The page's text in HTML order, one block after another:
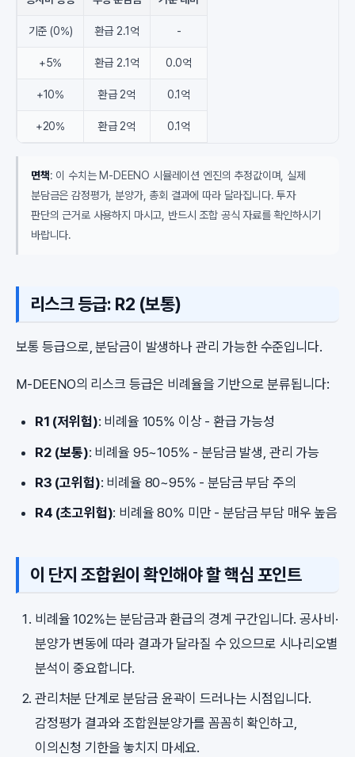
기준 (0%) 환급 2.1억 -
+5% 환급 2.1억 0.0억
+10% 환급 2억 0.1억
+20% 환급 2억 0.1억
면책: 이 수치는 M-DEENO 시뮬레이션 엔진의 추정값이며, 실제
분담금은 감정평가, 분양가, 총회 결과에 따라 달라집니다. 투자
판단의 근거로 사용하지 마시고, 반드시 조합 공식 자료를 확인하시기
바랍니다.
리스크 등급: R2 (보통)
보통 등급으로, 분담금이 발생하나 관리 가능한 수준입니다.
M-DEENO의 리스크 등급은 비례율을 기반으로 분류됩니다:
R1 (저위험): 비례율 105% 이상 - 환급 가능성
R2 (보통): 비례율 95~105% - 분담금 발생, 관리 가능
R3 (고위험): 비례율 80~95% - 분담금 부담 주의
R4 (초고위험): 비례율 80% 미만 - 분담금 부담 매우 높음
이 단지 조합원이 확인해야 할 핵심 포인트
비례율 102%는 분담금과 환급의 경계 구간입니다. 공사비·
분양가 변동에 따라 결과가 달라질 수 있으므로 시나리오별
분석이 중요합니다.
관리처분 단계로 분담금 윤곽이 드러나는 시점입니다.
감정평가 결과와 조합원분양가를 꼼꼼히 확인하고,
이의신청 기한을 놓치지 마세요.